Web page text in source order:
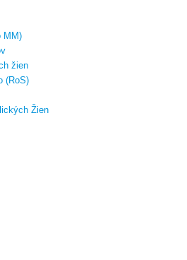
MM)
žien
(RoS)
Žien